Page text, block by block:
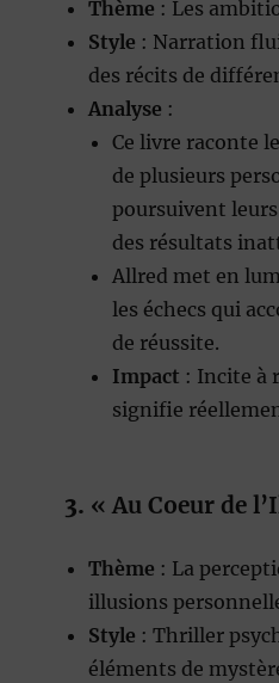
Thème : Les
Style : Narration
des récits de
Analyse :
Ce livre raconte
de plusieurs
poursuivent
des résultats
Allred met en
les échecs qui
de réussite.
Impact : Incite à
signifie
3. « Au Coeur de
Thème : La
illusions
Style : Thriller
éléments de